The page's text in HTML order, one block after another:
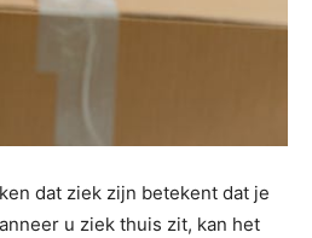
dat ziek zijn betekent dat je
u ziek thuis zit, kan het